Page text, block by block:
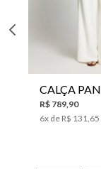
R$ 789 90
6x de R$ 131 65